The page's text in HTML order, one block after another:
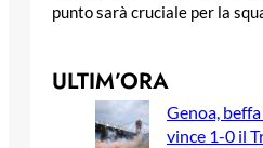
punto sarà cruciale per la
ULTIM’ORA
Genoa,
vince 1-0 il